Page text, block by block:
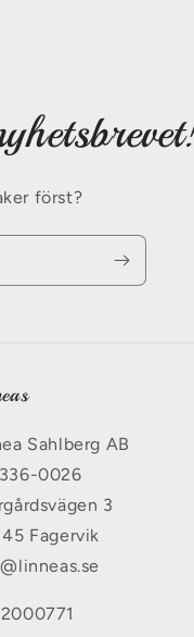
först?
Sahlberg AB
0026
3
Fagervik